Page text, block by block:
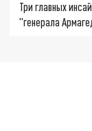
Три главных
"генерала